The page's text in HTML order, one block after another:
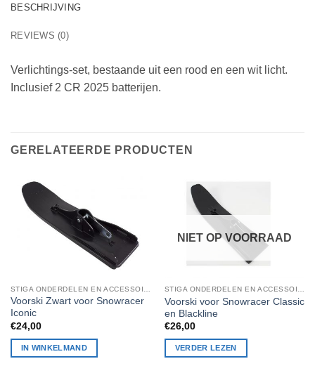
BESCHRIJVING
REVIEWS (0)
Verlichtings-set, bestaande uit een rood en een wit licht.
Inclusief 2 CR 2025 batterijen.
GERELATEERDE PRODUCTEN
Voorski Zwart voor Snowracer
Iconic
€24,00
IN WINKELMAND
NIET OP VOORRAAD
STIGA ONDERDELEN EN ACCESSOIRES
Voorski voor Snowracer Classic
en Blackline
€26,00
VERDER LEZEN